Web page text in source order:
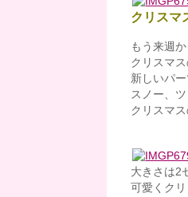
クリスマ
もう来週
クリスマ
新しいパ
スノー、
クリスマ
大きさは2
可愛くク